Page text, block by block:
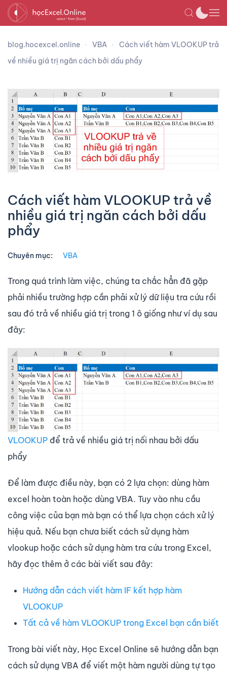
blog.hocexcel.online VBA
Cách viết hàm VLOOKUP trả
về nhiều giá trị ngăn cách bởi dấu phẩy
Cách viết hàm VLOOKUP trả về
nhiều giá trị ngăn cách bởi dấu
phẩy
Chuyên mục: VBA
Trong quá trình làm việc, chúng ta chắc hẳn đã gặp
phải nhiều trường hợp cần phải xử lý dữ liệu tra cứu rồi
sau đó trả về nhiều giá trị trong 1 ô giống như ví dụ sau
đây:
VLOOKUP để trả về nhiều giá trị nối nhau bởi dấu
phẩy
Để làm được điều này, bạn có 2 lựa chọn: dùng hàm
excel hoàn toàn hoặc dùng VBA. Tuy vào nhu cầu
công việc của bạn mà bạn có thể lựa chọn cách xử lý
hiệu quả. Nếu bạn chưa biết cách sử dụng hàm
vlookup hoặc cách sử dụng hàm tra cứu trong Excel,
hãy đọc thêm ở các bài viết sau đây:
Hướng dẫn cách viết hàm IF kết hợp hàm
VLOOKUP
Tất cả về hàm VLOOKUP trong Excel bạn cần biết
Trong bài viết này, Học Excel Online sẽ hướng dẫn bạn
cách sử dụng VBA để viết một hàm người dùng tự tạo